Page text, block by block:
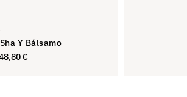
Y Bálsamo
€